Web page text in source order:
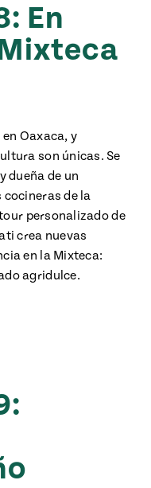
En
Oaxaca, y
son únicas. Se
dueña de un
cocineras de la
personalizado de
crea nuevas
en la Mixteca:
agridulce.